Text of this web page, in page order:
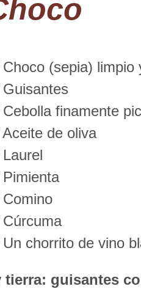
Choco (sepia) limpio
Guisantes
Cebolla finamente
Aceite de oliva
Laurel
Pimienta
Comino
Cúrcuma
Un chorrito de vino
tierra: guisantes